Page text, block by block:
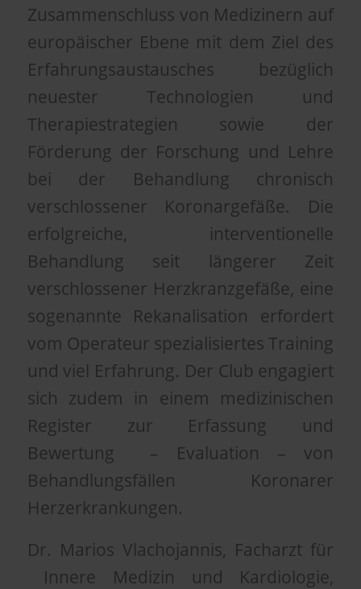
Zusammenschluss von Medizinern auf
europäischer Ebene mit dem Ziel des
Erfahrungsaustausches bezüglich
neuester Technologien und
Therapiestrategien sowie der
Förderung der Forschung und Lehre
bei der Behandlung chronisch
verschlossener Koronargefäße. Die
erfolgreiche, interventionelle
Behandlung seit längerer Zeit
verschlossener Herzkranzgefäße, eine
sogenannte Rekanalisation erfordert
vom Operateur spezialisiertes Training
und viel Erfahrung. Der Club engagiert
sich zudem in einem medizinischen
Register zur Erfassung und
Bewertung – Evaluation – von
Behandlungsfällen Koronarer
Herzerkrankungen.
Dr. Marios Vlachojannis, Facharzt für
Innere Medizin und Kardiologie,